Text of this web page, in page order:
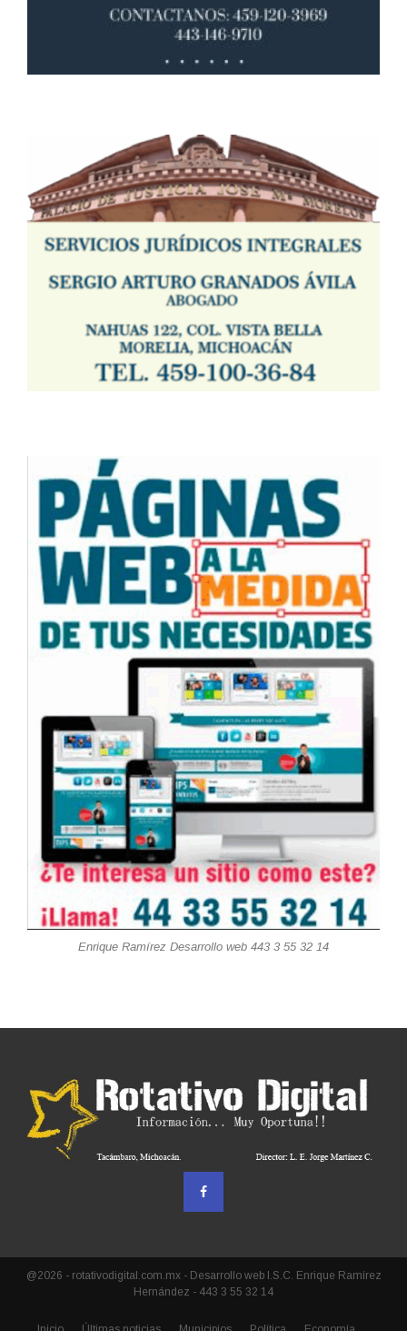
Enrique Ramírez Desarrollo web 443 3 55 32 14
@2026 - rotativodigital.com.mx - Desarrollo web I.S.C. Enrique Ramírez
Hernández - 443 3 55 32 14